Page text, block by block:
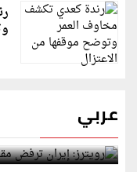
عربي
رويترز: إيران ترفض
لمضيق هرمز